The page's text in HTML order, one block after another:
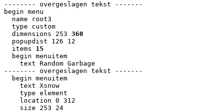
-------- overgeslagen tekst -------
begin menu
name root3
type custom
dimensions 253 360
popupdist 126 12
items 15
begin menuitem
text Random Garbage
-------- overgeslagen tekst -------
begin menuitem
text Xsnow
type element
location 0 312
size 253 24